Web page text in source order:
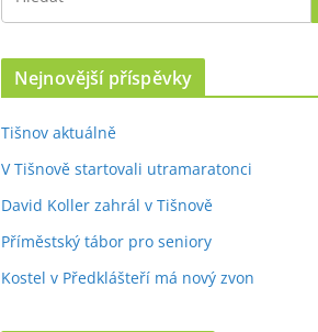
Nejnovější příspěvky
Tišnov aktuálně
V Tišnově startovali utramaratonci
David Koller zahrál v Tišnově
Příměstský tábor pro seniory
Kostel v Předklášteří má nový zvon